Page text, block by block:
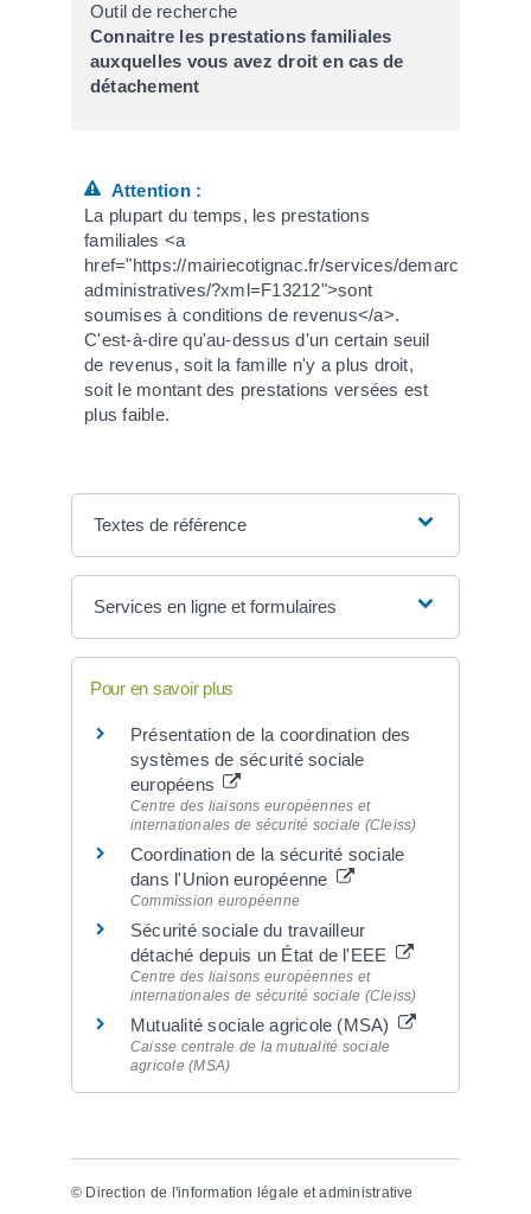
Outil de recherche
Connaitre les prestations familiales
auxquelles vous avez droit en cas de
détachement
Attention :
La plupart du temps, les prestations
familiales <a
href="https://mairiecotignac.fr/services/demarches-
administratives/?xml=F13212">sont
soumises à conditions de revenus</a>.
C'est-à-dire qu'au-dessus d'un certain seuil
de revenus, soit la famille n'y a plus droit,
soit le montant des prestations versées est
plus faible.
Textes de référence
Services en ligne et formulaires
Pour en savoir plus
Présentation de la coordination des
systèmes de sécurité sociale
européens
Centre des liaisons européennes et
internationales de sécurité sociale (Cleiss)
Coordination de la sécurité sociale
dans l'Union européenne
Commission européenne
Sécurité sociale du travailleur
détaché depuis un État de l'EEE
Centre des liaisons européennes et
internationales de sécurité sociale (Cleiss)
Mutualité sociale agricole (MSA)
Caisse centrale de la mutualité sociale
agricole (MSA)
© Direction de l'information légale et administrative